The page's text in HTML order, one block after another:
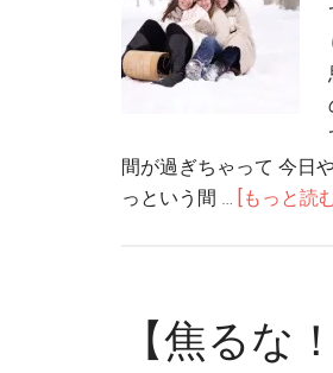
間が過ぎちゃって 今日
っという間 … [もっと読
【焦るな！